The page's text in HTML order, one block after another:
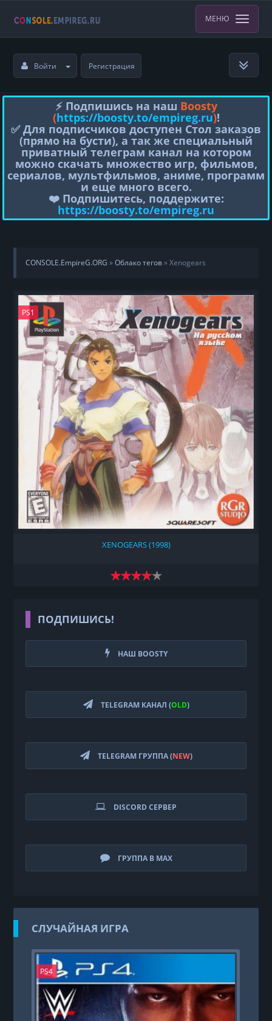
МЕНЮ
Войти Регистрация
⚡️ Подпишись на наш Boosty
(https://boosty.to/empireg.ru)!
✅ Для подписчиков доступен Стол заказов
(прямо на бусти), а так же специальный
приватный телеграм канал на котором
можно скачать множество игр, фильмов,
сериалов, мультфильмов, аниме, программ
и еще много всего.
❤️ Подпишитесь, поддержите:
https://boosty.to/empireg.ru
CONSOLE.EmpireG.ORG »Облако тегов» Xenogears
PS1
XENOGEARS (1998)
ПОДПИШИСЬ!
НАШ BOOSTY
TELEGRAM КАНАЛ (OLD)
TELEGRAM ГРУППА (NEW)
DISCORD СЕРВЕР
ГРУППА В MAX
СЛУЧАЙНАЯ ИГРА
PS4